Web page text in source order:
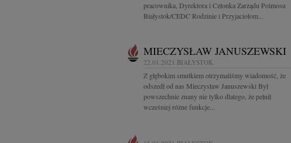
pracownika, Dyrektora i Członka Zarządu Polmosu
Białystok/CEDC Rodzinie i Przyjaciołom...
MIECZYSŁAW JANUSZEWSKI
22.01.2021 BIAŁYSTOK
Z głębokim smutkiem otrzymaliśmy wiadomość, że
odszedł od nas Mieczysław Januszewski Był
powszechnie znany nie tylko dlatego, że pełnił
wcześniej różne funkcje...